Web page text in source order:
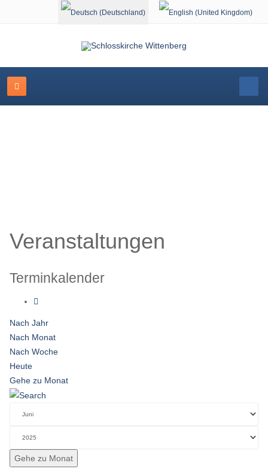
Sprache auswählen
Veranstaltungen
Terminkalender
Nach Jahr
Nach Monat
Nach Woche
Heute
Gehe zu Monat
Gehe zu Monat